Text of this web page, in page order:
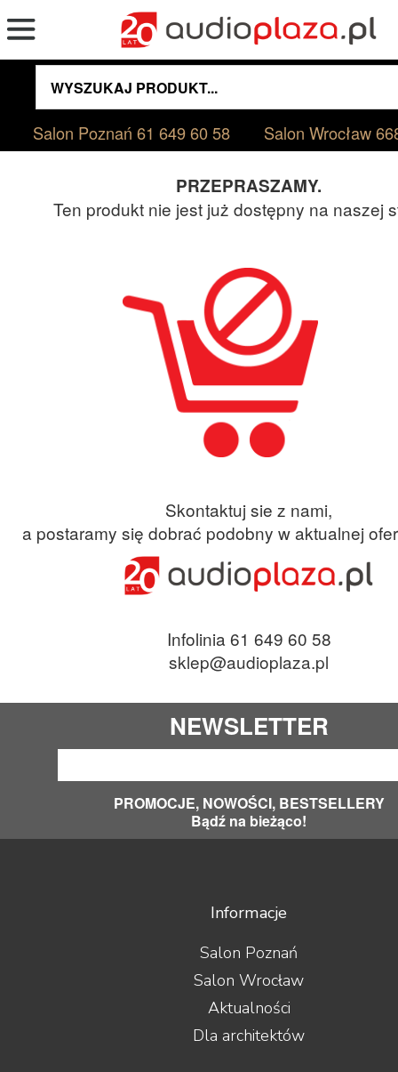
Salon Poznań61 649 60 58 Salon Wrocław
PRZEPRASZAMY.
Ten produkt nie jest już dostępny na naszej
Skontaktuj sie z nami,
a postaramy się dobrać podobny w aktualnej
Infolinia 61 649 60 58
sklep@audioplaza.pl
NEWSLETTER
PROMOCJE, NOWOŚCI, BESTSELLERY
Bądź na bieżąco!
Informacje
Salon Poznań
Salon Wrocław
Aktualności
Dla architektów